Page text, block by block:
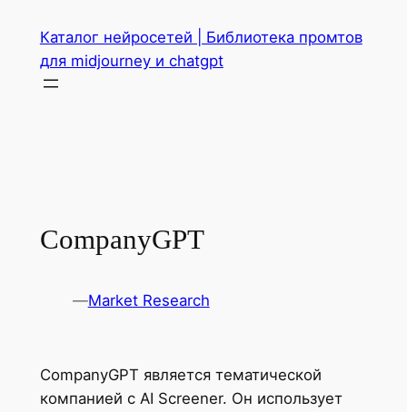
содержимому
Каталог нейросетей | Библиотека промтов
для midjourney и chatgpt
CompanyGPT
—Market Research
CompanyGPT является тематической
компанией с AI Screener. Он использует